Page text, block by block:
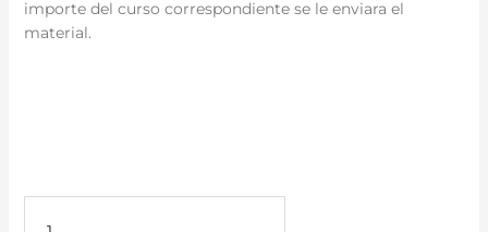
importe del curso correspondiente se le enviara el
material.